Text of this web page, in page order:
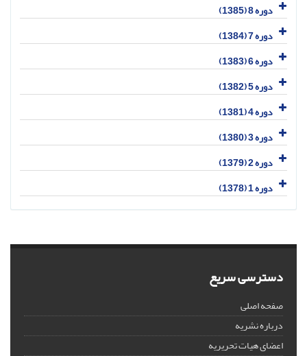
دوره 8 (1385)
دوره 7 (1384)
دوره 6 (1383)
دوره 5 (1382)
دوره 4 (1381)
دوره 3 (1380)
دوره 2 (1379)
دوره 1 (1378)
دسترسی سریع
صفحه اصلی
درباره نشریه
اعضای هیات تحریریه